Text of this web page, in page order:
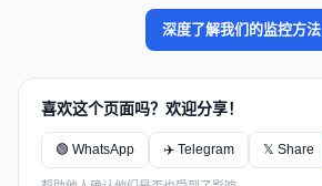
深度了解我们的监控方法
喜欢这个页面吗？欢迎分享！
🟢 WhatsApp ✈️ Telegram 𝕏 Share